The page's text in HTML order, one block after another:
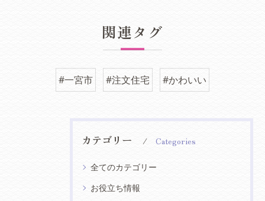
関連タグ
#一宮市 #注文住宅 #かわいい
カテゴリー Categories
全てのカテゴリー
お役立ち情報